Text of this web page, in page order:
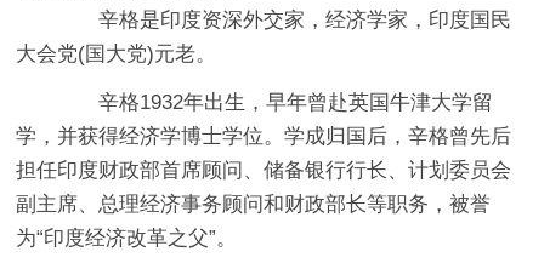
辛格是印度资深外交家，经济学家，印度国民
大会党(国大党)元老。
辛格1932年出生，早年曾赴英国牛津大学留
学，并获得经济学博士学位。学成归国后，辛格曾先后
担任印度财政部首席顾问、储备银行行长、计划委员会
副主席、总理经济事务顾问和财政部长等职务，被誉
为“印度经济改革之父”。